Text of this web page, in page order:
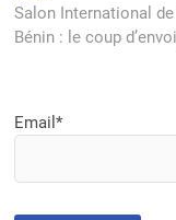
post:
Salon International
Bénin : le coup
Email*